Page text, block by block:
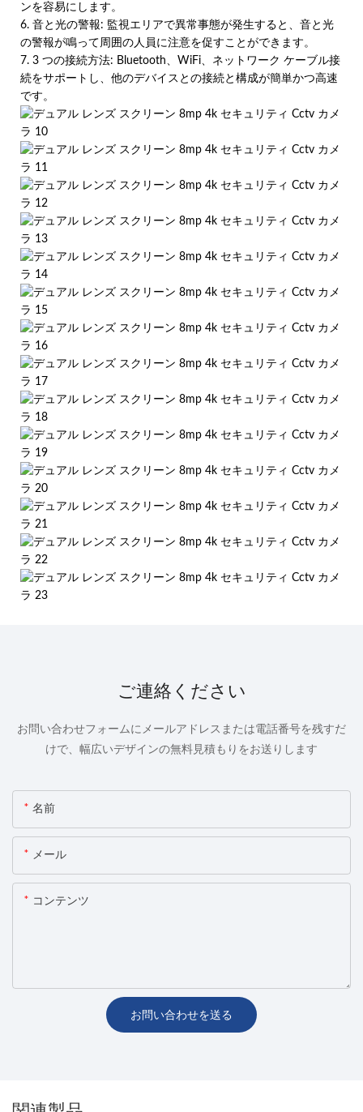
ンを容易にします。
6. 音と光の警報: 監視エリアで異常事態が発生すると、音と光
の警報が鳴って周囲の人員に注意を促すことができます。
7. 3 つの接続方法: Bluetooth、WiFi、ネットワーク ケーブル接
続をサポートし、他のデバイスとの接続と構成が簡単かつ高速
です。
ご連絡ください
お問い合わせフォームにメールアドレスまたは電話番号を残すだ
けで、幅広いデザインの無料見積もりをお送りします
名前
メール
コンテンツ
お問い合わせを送る